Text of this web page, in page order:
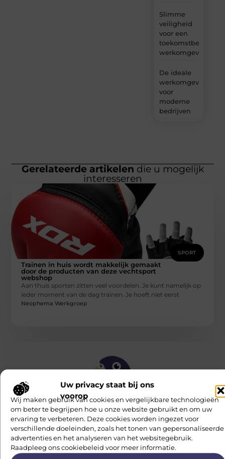
Uw privacy staat bij ons
voorop
Wij maken gebruik van cookies en vergelijkbare technologieën
om beter te begrijpen hoe u onze website gebruikt en om uw
ervaring te verbeteren. Deze cookies worden ingezet voor
verschillende doeleinden, zoals het tonen van gepersonaliseerde
advertenties en het analyseren van het websitegebruik.
Raadpleeg ons cookiebeleid voor meer informatie.
Slimme
veiligheid
voor een
werkomgeving
De ideale
werkomgeving
voor
moderne
bedrijven
Gerelateerde artikelen die u mogelijk
interesseren
SPORT
Trainen in huis wordt makkelijk gemaakt
door de producten van deze vechtsport
webshop
Aan thuis sporten zitten veel voordelen. Je kunt namelijk op
ieder moment van de dag trainen. Je hoeft niet eerst
Neophema Werkgroep
SPORT
Trailrun schoenen kopen met uitstekende
grip
Een van de belangrijkste elementen van trailrun schoenen is
de grip en het comfort. Bij trailrunning ren je namelijk op
Neophema Werkgroep